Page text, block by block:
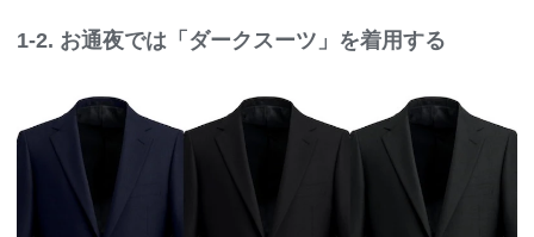
1-2. お通夜では「ダークスーツ」を着用する